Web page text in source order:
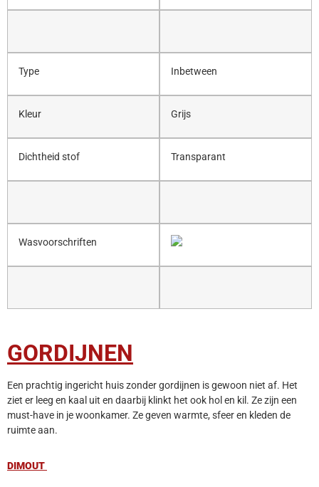
Type Inbetween
Kleur Grijs
Dichtheid stof Transparant
Wasvoorschriften
GORDIJNEN
Een prachtig ingericht huis zonder gordijnen is gewoon niet af. Het
ziet er leeg en kaal uit en daarbij klinkt het ook hol en kil. Ze zijn een
must-have in je woonkamer. Ze geven warmte, sfeer en kleden de
ruimte aan.
DIMOUT